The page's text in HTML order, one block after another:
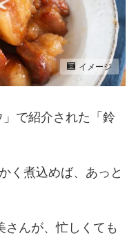
イメージ
で紹介された「鈴
く煮込めば、あっと
んが、忙しくても